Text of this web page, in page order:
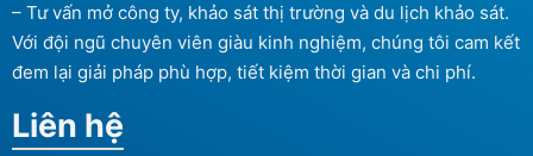
– Tư vấn mở công ty, khảo sát thị trường và du lịch khảo sát.
Với đội ngũ chuyên viên giàu kinh nghiệm, chúng tôi cam kết
đem lại giải pháp phù hợp, tiết kiệm thời gian và chi phí.
Liên hệ